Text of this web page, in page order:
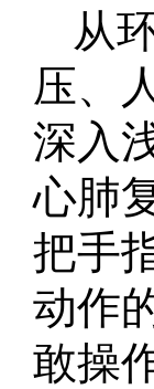
从
压、
深入
心肺
把手
动作
敢操